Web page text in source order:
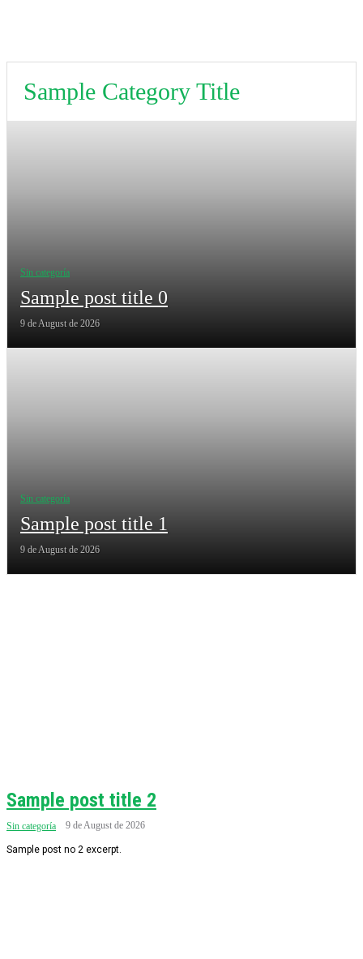
Sample Category Title
Sin categoría
Sample post title 0
9 de August de 2026
Sin categoría
Sample post title 1
9 de August de 2026
Sample post title 2
Sin categoría 9 de August de 2026
Sample post no 2 excerpt.